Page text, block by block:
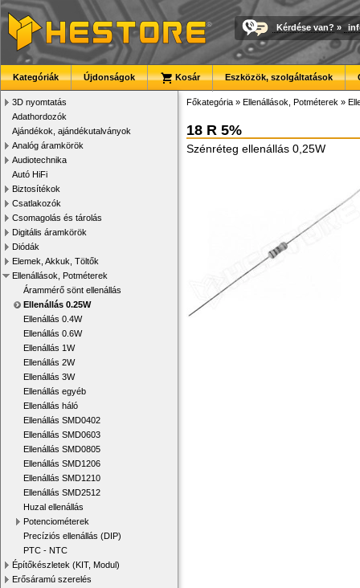
Kérdése van? »
Kategóriák Újdonságok Kosár Eszközök, szolgáltatások
3D nyomtatás
Adathordozók
Ajándékok, ajándékutalványok
Analóg áramkörök
Audiotechnika
Autó HiFi
Biztosítékok
Csatlakozók
Csomagolás és tárolás
Digitális áramkörök
Diódák
Elemek, Akkuk, Töltők
Ellenállások, Potméterek
Árammérő sönt ellenállás
Ellenállás 0.25W
Ellenállás 0.4W
Ellenállás 0.6W
Ellenállás 1W
Ellenállás 2W
Ellenállás 3W
Ellenállás egyéb
Ellenállás háló
Ellenállás SMD0402
Ellenállás SMD0603
Ellenállás SMD0805
Ellenállás SMD1206
Ellenállás SMD1210
Ellenállás SMD2512
Huzal ellenállás
Potenciométerek
Precíziós ellenállás (DIP)
PTC - NTC
Építőkészletek (KIT, Modul)
Erősáramú szerelés
Főkategória » Ellenállások, Potméterek »
18 R 5%
Szénréteg ellenállás 0,25W